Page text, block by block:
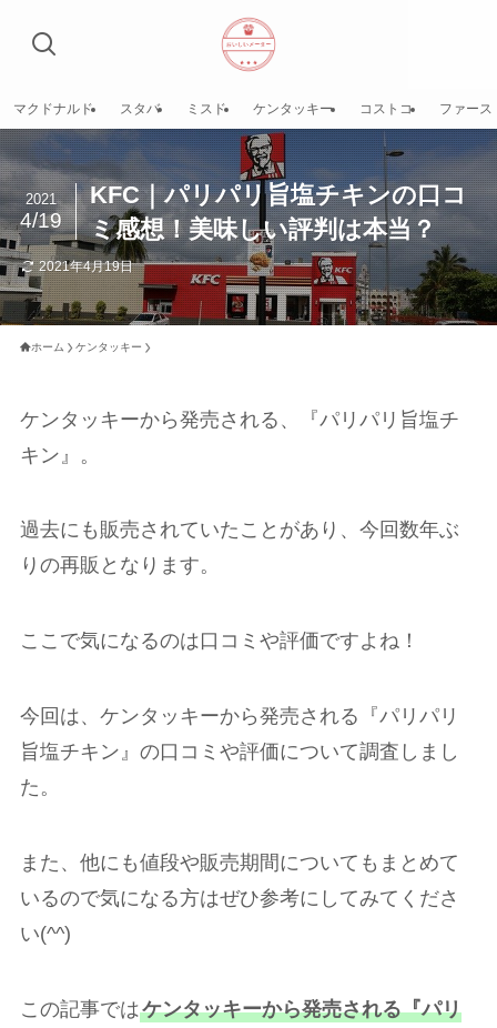
マクドナルド スタバ ミスド ケンタッキー コストコ ファース
KFC｜パリパリ旨塩チキンの口コ
ミ感想！美味しい評判は本当？
2021
4/19
2021年4月19日
ホーム ケンタッキー
ケンタッキーから発売される、『パリパリ旨塩チ
キン』。
過去にも販売されていたことがあり、今回数年ぶ
りの再販となります。
ここで気になるのは口コミや評価ですよね！
今回は、ケンタッキーから発売される『パリパリ
旨塩チキン』の口コミや評価について調査しまし
た。
また、他にも値段や販売期間についてもまとめて
いるので気になる方はぜひ参考にしてみてくださ
い(^^)
この記事ではケンタッキーから発売される『パリ